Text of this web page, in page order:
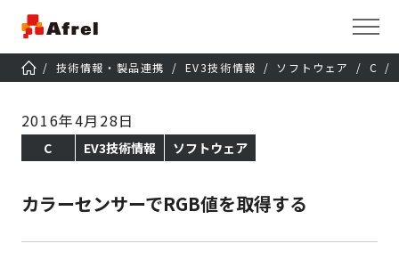
技術情報・製品連携 EV3技術情報 ソフトウェア C
2016年4月28日
C EV3技術情報 ソフトウェア
カラーセンサーでRGB値を取得する